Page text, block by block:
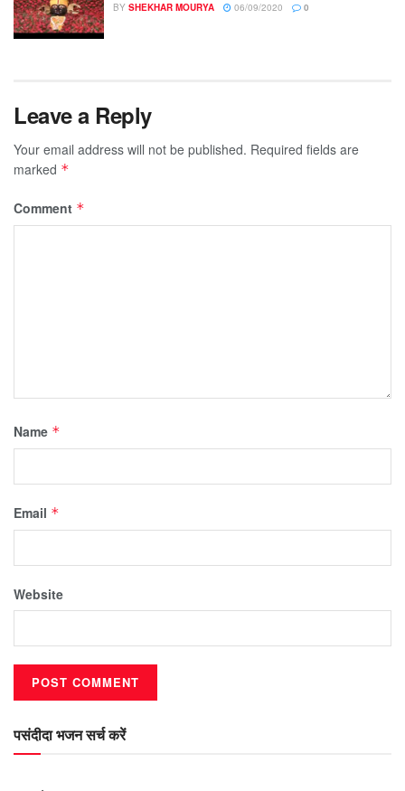
BY SHEKHAR MOURYA 06/09/2020 0
Leave a Reply
Your email address will not be published. Required fields are
marked *
Comment *
Name *
Email *
Website
पसंदीदा भजन सर्च करें